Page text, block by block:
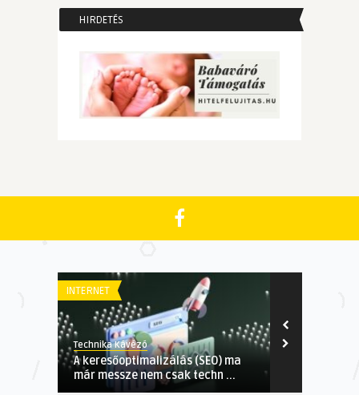
HIRDETÉS
INTERNET
Technika Kávézó
A keresőoptimalizálás (SEO) ma
már messze nem csak techn ...